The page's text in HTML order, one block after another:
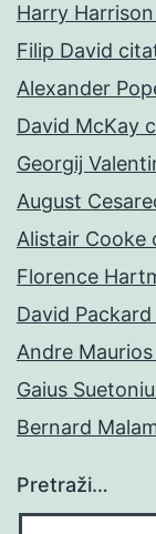
Harry
Filip David
Alexander
David McKay
Georgij
August
Alistair Cooke
Florence
David
Andre
Gaius
Bernard
Pretraži…